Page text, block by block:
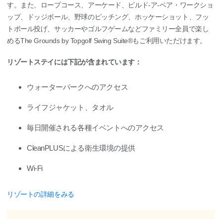
す。また、ロープコース、アーケード、ビルド‐ア‐ベア・ワークショ
ップ、ドッジボール、野球のピッチング、ホッケーショット、フッ
トボール投げ、サッカーやゴルフゲームなどファミリー全員で楽し
めるThe Grounds by Topgolf Swing Suite®もご利用いただけます。
リゾートステイには下記が含まれています：
ウォーターパークへのアクセス
ライフジャケット、タオル
毎日開催される各種イベントへのアクセス
CleanPLUSによる衛生環境の提供
Wi-Fi
リゾートの詳細をみる